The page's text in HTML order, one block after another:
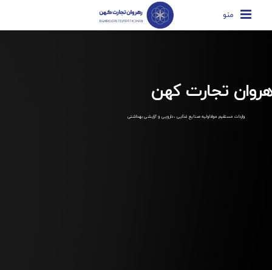
منو
تجارت کهن
واردات مستقیم مواداولیه صنایع غذایی ، دارویی و آرایشی بهداشتی